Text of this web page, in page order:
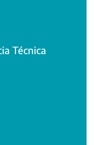
Técnica